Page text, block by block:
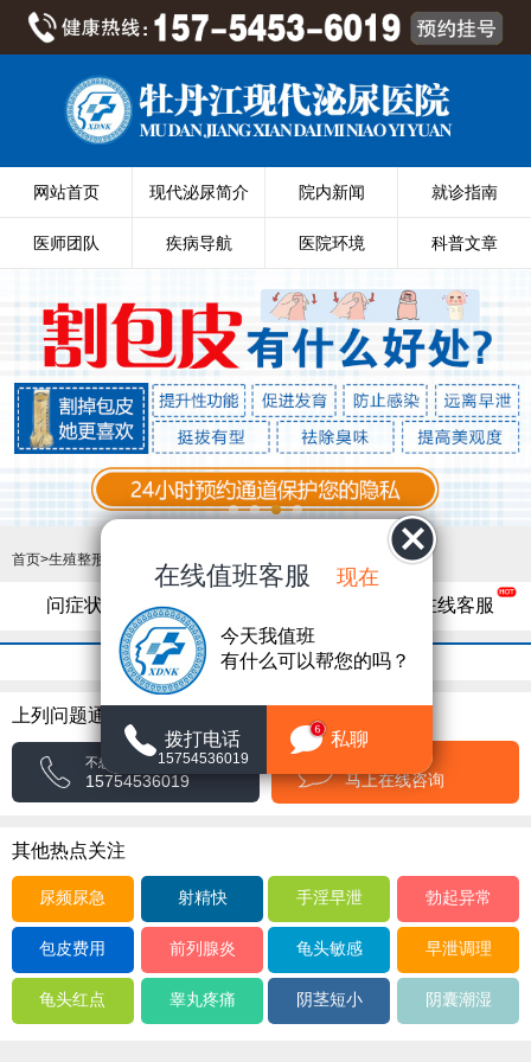
网站首页 现代泌尿简介 院内新闻 就诊指南
医师团队 疾病导航 医院环境 科普文章
首页>生殖整形
问症状 问病因 在线客服
上列问题通过咨询可快速知道答案
不想打字，点击拨打
15754536019 马上在线咨询
其他热点关注
尿频尿急 射精快 手淫早泄 勃起异常
包皮费用 前列腺炎 龟头敏感 早泄调理
龟头红点 睾丸疼痛 阴茎短小 阴囊潮湿
在线值班客服 现在
今天我值班
有什么可以帮您的吗？
拨打电话
15754536019
6 私聊